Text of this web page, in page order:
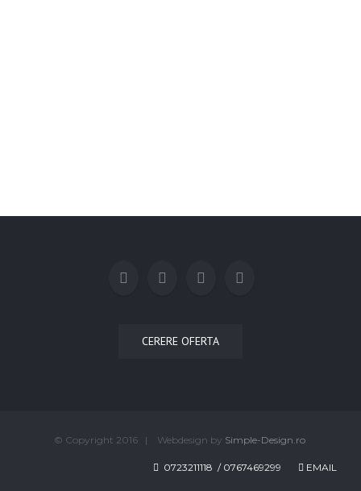
CERERE OFERTA
© Copyright 2016 | Webdesign by Simple-Design.ro
0723211118 / 0767469299 EMAIL